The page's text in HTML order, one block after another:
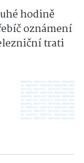
hodině
oznámení
trati